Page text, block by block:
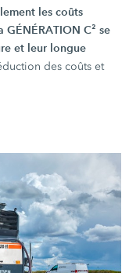
les coûts
GÉNÉRATION C² se
et leur longue
des coûts et